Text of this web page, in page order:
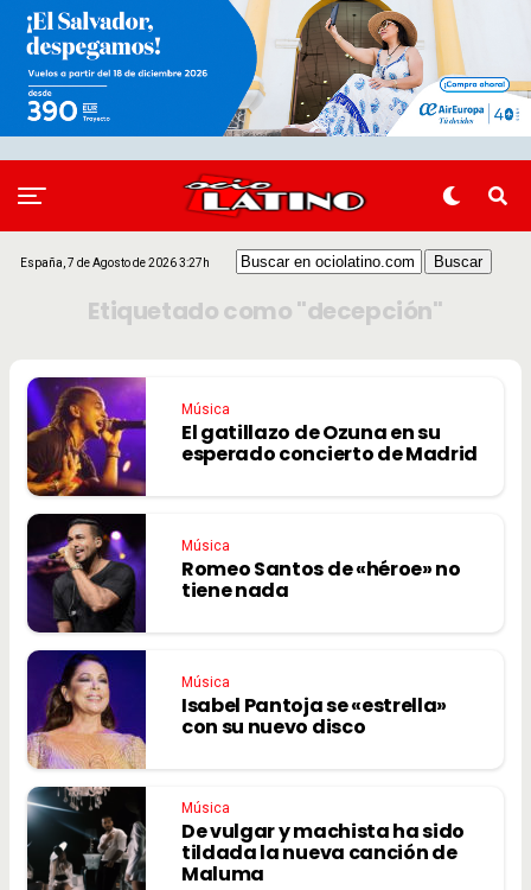
España, 7 de Agosto de 2026 3:27h
Etiquetado como "decepción"
Música
El gatillazo de Ozuna en su
esperado concierto de Madrid
Música
Romeo Santos de «héroe» no
tiene nada
Música
Isabel Pantoja se «estrella»
con su nuevo disco
Música
De vulgar y machista ha sido
tildada la nueva canción de
Maluma